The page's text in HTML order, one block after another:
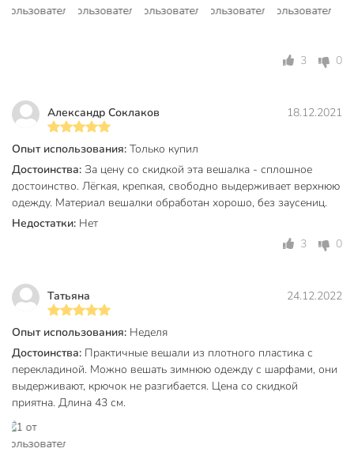
3 0
Александр Соклаков 18.12.2021
Опыт использования: Только купил
Достоинства: За цену со скидкой эта вешалка - сплошное
достоинство. Лёгкая, крепкая, свободно выдерживает верхнюю
одежду. Материал вешалки обработан хорошо, без заусениц.
Недостатки: Нет
3
0
Татьяна 24.12.2022
Опыт использования: Неделя
Достоинства: Практичные вешали из плотного пластика с
перекладиной. Можно вешать зимнюю одежду с шарфами, они
выдерживают, крючок не разгибается. Цена со скидкой
приятна. Длина 43 см.